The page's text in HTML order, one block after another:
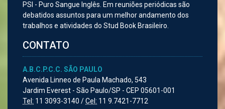
PSI - Puro Sangue Inglês. Em reuniões periódicas são
debatidos assuntos para um melhor andamento dos
trabalhos e atividades do Stud Book Brasileiro.
CONTATO
A.B.C.P.C.C. SÃO PAULO
Avenida Linneo de Paula Machado, 543
Jardim Everest - São Paulo/SP - CEP 05601-001
Tel: 11 3093-3140 /Cel: 11 9.7421-7712